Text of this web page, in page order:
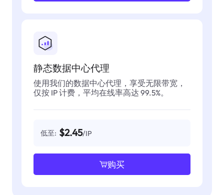
静态数据中心代理
使用我们的数据中心代理，享受无限带宽，
仅按 IP 计费，平均在线率高达 99.5%。
低至: $2.45/IP
购买